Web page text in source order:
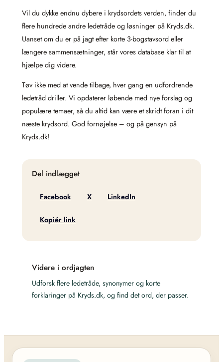
Vil du dykke endnu dybere i krydsordets verden, finder du
flere hundrede andre ledetråde og løsninger på Kryds.dk.
Uanset om du er på jagt efter korte 3-bogstavsord eller
længere sammensætninger, står vores database klar til at
hjælpe dig videre.
Tøv ikke med at vende tilbage, hver gang en udfordrende
ledetråd driller. Vi opdaterer løbende med nye forslag og
populære temaer, så du altid kan være et skridt foran i dit
næste krydsord. God fornøjelse – og på gensyn på
Kryds.dk!
Del indlægget
Facebook X LinkedIn
Kopiér link
Videre i ordjagten
Udforsk flere ledetråde, synonymer og korte
forklaringer på Kryds.dk, og find det ord, der passer.